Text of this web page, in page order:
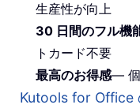
生産性が向上
30 日間のフル機
トカード不要
最高のお得感— 個
Kutools for Office